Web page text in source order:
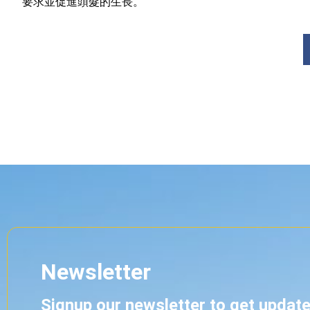
Newsletter
Signup our newsletter to get update